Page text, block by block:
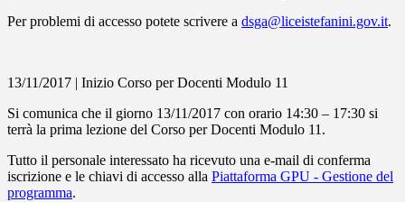
Per problemi di accesso potete scrivere a dsga@liceistefanini.gov.it.
13/11/2017 | Inizio Corso per Docenti Modulo 11
Si comunica che il giorno 13/11/2017 con orario 14:30 – 17:30 si
terrà la prima lezione del Corso per Docenti Modulo 11.
Tutto il personale interessato ha ricevuto una e-mail di conferma
iscrizione e le chiavi di accesso alla Piattaforma GPU - Gestione del
programma.